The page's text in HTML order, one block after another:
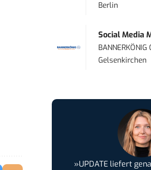
Berlin
Social Media
BANNERKÖNIG
Gelsenkirchen
»UPDATE liefert